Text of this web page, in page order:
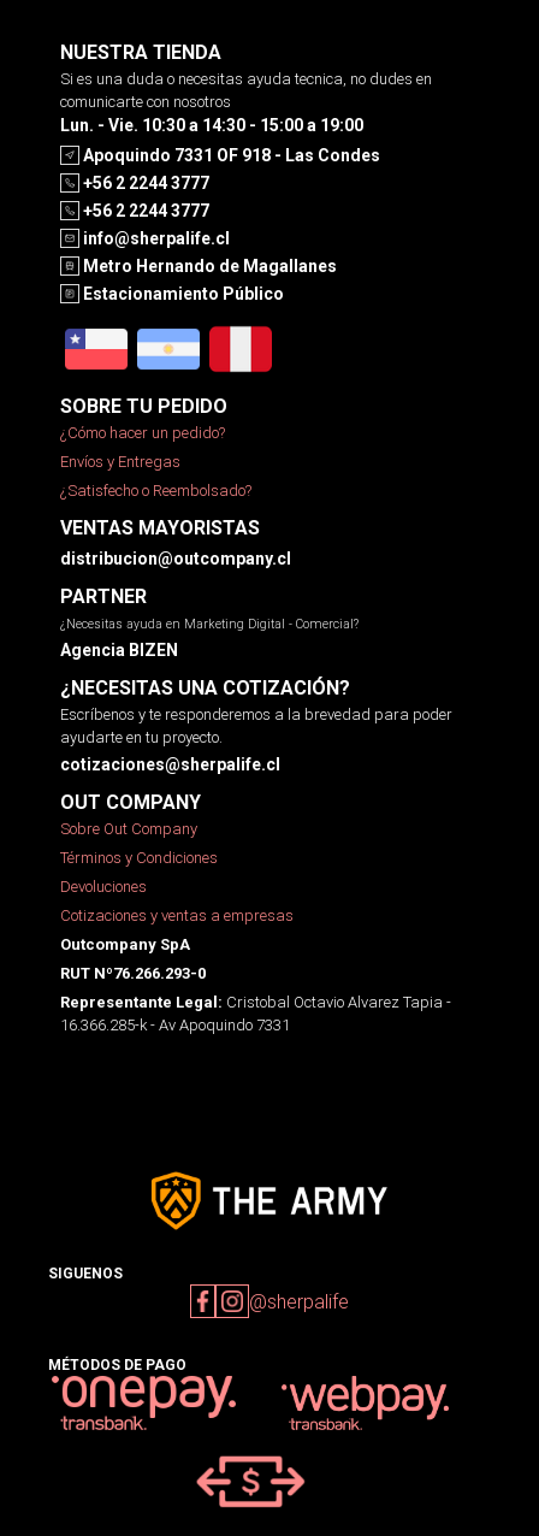
NUESTRA TIENDA
Si es una duda o necesitas ayuda tecnica, no dudes en
comunicarte con nosotros
Lun. - Vie. 10:30 a 14:30 - 15:00 a 19:00
Apoquindo 7331 OF 918 - Las Condes
+56 2 2244 3777
+56 2 2244 3777
info@sherpalife.cl
Metro Hernando de Magallanes
Estacionamiento Público
SOBRE TU PEDIDO
¿Cómo hacer un pedido?
Envíos y Entregas
¿Satisfecho o Reembolsado?
VENTAS MAYORISTAS
distribucion@outcompany.cl
PARTNER
¿Necesitas ayuda en Marketing Digital - Comercial?
Agencia BIZEN
¿NECESITAS UNA COTIZACIÓN?
Escríbenos y te responderemos a la brevedad para poder
ayudarte en tu proyecto.
cotizaciones@sherpalife.cl
OUT COMPANY
Sobre Out Company
Términos y Condiciones
Devoluciones
Cotizaciones y ventas a empresas
Outcompany SpA
RUT Nº76.266.293-0
Representante Legal: Cristobal Octavio Alvarez Tapia -
16.366.285-k - Av Apoquindo 7331
SIGUENOS
@sherpalife
MÉTODOS DE PAGO